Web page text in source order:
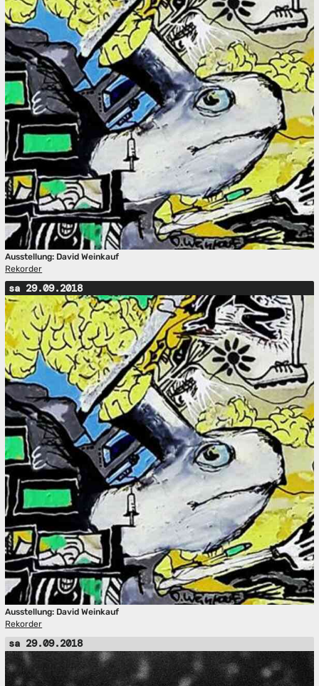
Ausstellung: David Weinkauf
Rekorder
sa 29.09.2018
Ausstellung: David Weinkauf
Rekorder
sa 29.09.2018